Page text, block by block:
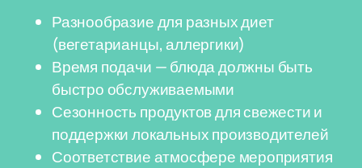
Разнообразие для разных диет
(вегетарианцы, аллергики)
Время подачи — блюда должны быть
быстро обслуживаемыми
Сезонность продуктов для свежести и
поддержки локальных производителей
Соответствие атмосфере мероприятия